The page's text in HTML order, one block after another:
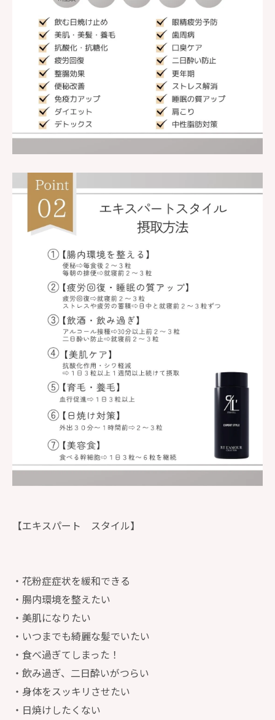
【エキスパート スタイル】
・花粉症症状を緩和できる
・腸内環境を整えたい
・美肌になりたい
・いつまでも綺麗な髪でいたい
・食べ過ぎてしまった！
・飲み過ぎ、二日酔いがつらい
・身体をスッキリさせたい
・日焼けしたくない